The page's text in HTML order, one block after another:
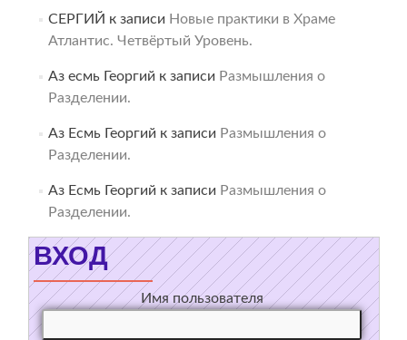
СЕРГИЙ к записи Новые практики в Храме
Атлантис. Четвёртый Уровень.
Аз есмь Георгий к записи Размышления о
Разделении.
Аз Есмь Георгий к записи Размышления о
Разделении.
Аз Есмь Георгий к записи Размышления о
Разделении.
ВХОД
Имя пользователя